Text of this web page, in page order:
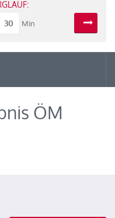
30 Min
ÖM